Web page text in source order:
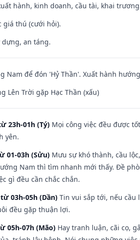
hành, kinh doanh, cầu tài, khai
giá thú (cưới hỏi).
dựng, an táng.
Nam để đón 'Hỷ Thần'. Xuất hành
Lên Trời gặp Hạc Thần (xấu)
23h-01h (Tý) Mọi công việc đều được
yên.
01-03h (Sửu) Mưu sự khó thành, cầu
Nam thì tìm nhanh mới thấy. Đề
gì đều cần chắc chắn.
03h-05h (Dần) Tin vui sắp tới, nếu cầu
đều gặp thuận lợi.
05h-07h (Mão) Hay tranh luận, cãi cọ,